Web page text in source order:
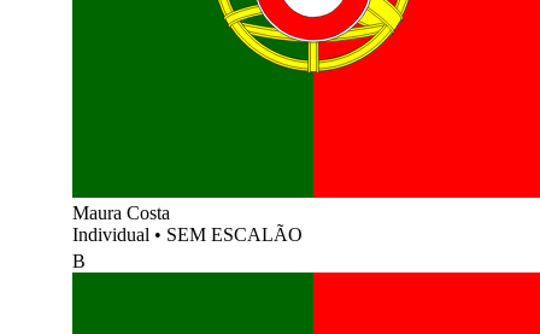
Maura Costa
Individual • SEM ESCALÃO
B